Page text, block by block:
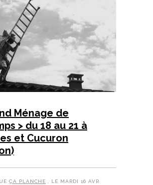
Ménage de
> du 18 au 21 à
et Cucuron
ÇA PLANCHE , LE MARDI 16 AVR